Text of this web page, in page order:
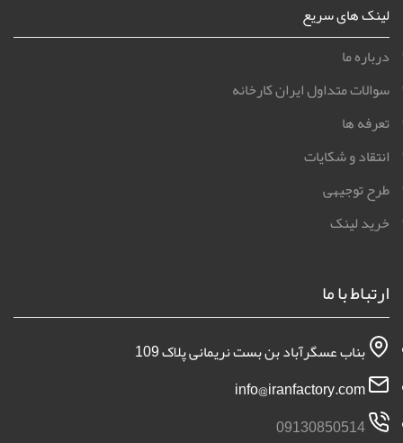
لینک های سریع
درباره ما
سوالات متداول ایران کارخانه
تعرفه ها
انتقاد و شکایات
طرح توجیهی
خرید لینک
ارتباط با ما
بناب عسگرآباد بن بست نریمانی پلاک 109
09130850514